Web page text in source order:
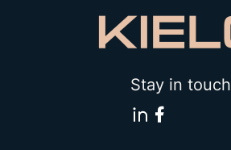
Stay in touch